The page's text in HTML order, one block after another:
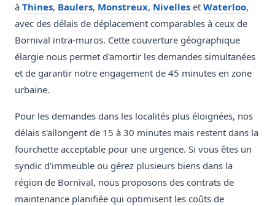
à Thines, Baulers, Monstreux, Nivelles et Waterloo,
avec des délais de déplacement comparables à ceux de
Bornival intra-muros. Cette couverture géographique
élargie nous permet d'amortir les demandes simultanées
et de garantir notre engagement de 45 minutes en zone
urbaine.
Pour les demandes dans les localités plus éloignées, nos
délais s'allongent de 15 à 30 minutes mais restent dans la
fourchette acceptable pour une urgence. Si vous êtes un
syndic d'immeuble ou gérez plusieurs biens dans la
région de Bornival, nous proposons des contrats de
maintenance planifiée qui optimisent les coûts de